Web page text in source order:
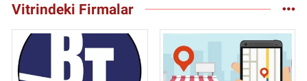
Vitrindeki Firmalar